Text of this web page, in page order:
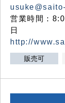
営業時間：
日
http://
販売可